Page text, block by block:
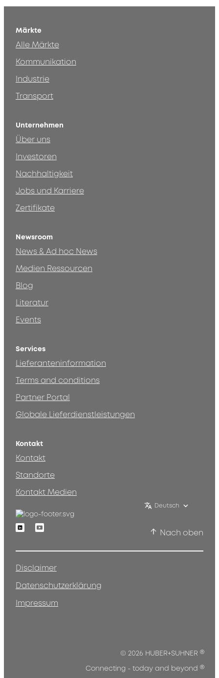
Märkte
Alle Märkte
Kommunikation
Industrie
Transport
Unternehmen
Über uns
Investoren
Nachhaltigkeit
Jobs und Karriere
Zertifikate
Newsroom
News & Ad hoc News
Medien Ressourcen
Blog
Literatur
Events
Services
Lieferanteninformation
Terms and conditions
Partner Portal
Globale Lieferdienstleistungen
Kontakt
Kontakt
Standorte
Kontakt Medien
Deutsch
LinkedinYoutube
Nach oben
Disclaimer
Datenschutzerklärung
Impressum
© 2026 HUBER+SUHNER ®
Connecting - today and beyond ®